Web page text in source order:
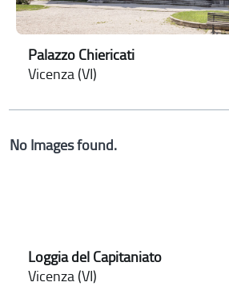
Palazzo Chiericati
Vicenza (VI)
No Images found.
Loggia del Capitaniato
Vicenza (VI)